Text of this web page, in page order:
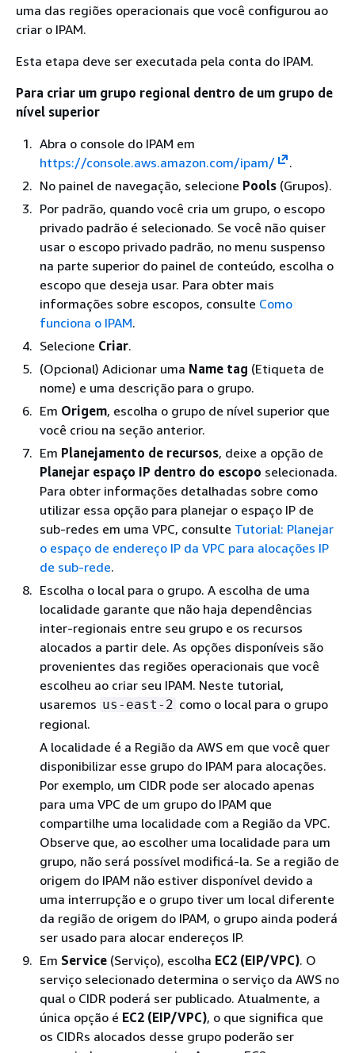
uma das regiões operacionais que você configurou ao
criar o IPAM.
Esta etapa deve ser executada pela conta do IPAM.
Para criar um grupo regional dentro de um grupo de
nível superior
Abra o console do IPAM em
https://console.aws.amazon.com/ipam/
.
No painel de navegação, selecione Pools (Grupos).
Por padrão, quando você cria um grupo, o escopo
privado padrão é selecionado. Se você não quiser
usar o escopo privado padrão, no menu suspenso
na parte superior do painel de conteúdo, escolha o
escopo que deseja usar. Para obter mais
informações sobre escopos, consulte Como
funciona o IPAM.
Selecione Criar.
(Opcional) Adicionar uma Name tag (Etiqueta de
nome) e uma descrição para o grupo.
Em Origem, escolha o grupo de nível superior que
você criou na seção anterior.
Em Planejamento de recursos, deixe a opção de
Planejar espaço IP dentro do escopo selecionada.
Para obter informações detalhadas sobre como
utilizar essa opção para planejar o espaço IP de
sub-redes em uma VPC, consulte Tutorial: Planejar
o espaço de endereço IP da VPC para alocações IP
de sub-rede.
Escolha o local para o grupo. A escolha de uma
localidade garante que não haja dependências
inter-regionais entre seu grupo e os recursos
alocados a partir dele. As opções disponíveis são
provenientes das regiões operacionais que você
escolheu ao criar seu IPAM. Neste tutorial,
usaremos us-east-2 como o local para o grupo
regional.
A localidade é a Região da AWS em que você quer
disponibilizar esse grupo do IPAM para alocações.
Por exemplo, um CIDR pode ser alocado apenas
para uma VPC de um grupo do IPAM que
compartilhe uma localidade com a Região da VPC.
Observe que, ao escolher uma localidade para um
grupo, não será possível modificá-la. Se a região de
origem do IPAM não estiver disponível devido a
uma interrupção e o grupo tiver um local diferente
da região de origem do IPAM, o grupo ainda poderá
ser usado para alocar endereços IP.
Em Service (Serviço), escolha EC2 (EIP/VPC). O
serviço selecionado determina o serviço da AWS no
qual o CIDR poderá ser publicado. Atualmente, a
única opção é EC2 (EIP/VPC), o que significa que
os CIDRs alocados desse grupo poderão ser